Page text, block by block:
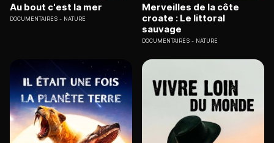
Au bout c'est la mer
DOCUMENTAIRES NATURE
Merveilles de la côte
croate : Le littoral
sauvage
DOCUMENTAIRES NATURE